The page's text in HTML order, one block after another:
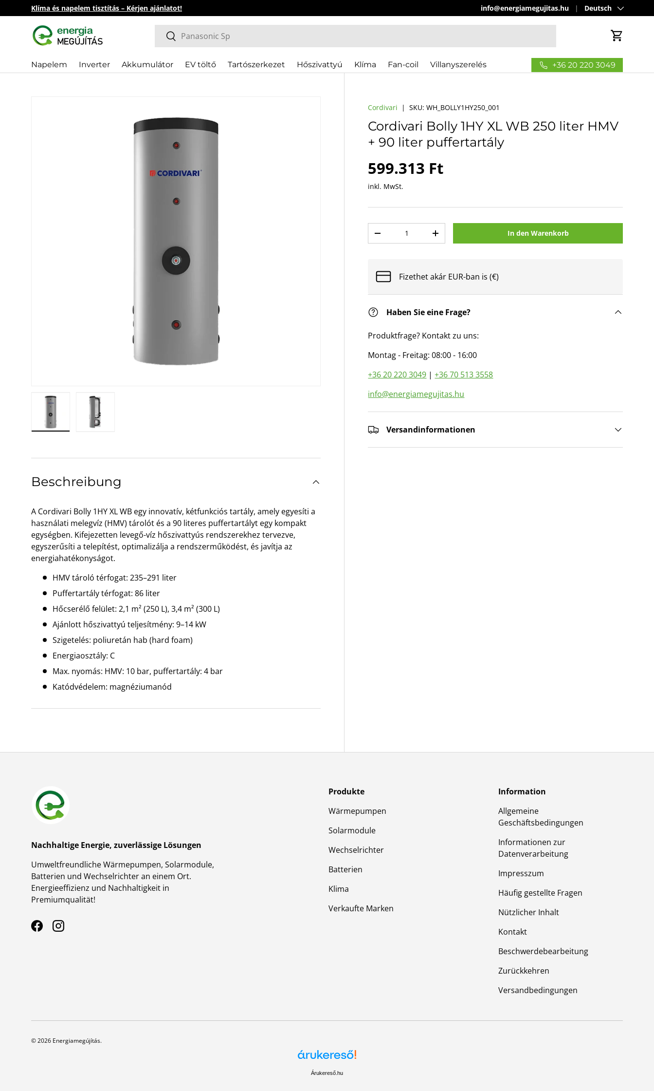
Direkt zum Inhalt
Klíma és napelem tisztítás – Kérjen ajánlatot! info@energiamegujitas.hu Sprache
Deutsch
Suchen
Suchen
Napelem Inverter Akkumulátor EV töltő Tartószerkezet Hőszivattyú Klíma Fan-coil Villanyszerelés +36 20 220 3049
Cordivari |SKU: WH_BOLLY1HY250_001
Cordivari Bolly 1HY XL WB 250 liter HMV
+ 90 liter puffertartály
Normaler Preis
599.313 Ft
inkl. MwSt.
Menge verringernMenge erhöhen In den Warenkorb
Fizethet akár EUR-ban is (€)
Haben Sie eine Frage?
Produktfrage? Kontakt zu uns:
Montag - Freitag: 08:00 - 16:00
+36 20 220 3049 |+36 70 513 3558
info@energiamegujitas.hu
Versandinformationen
Beschreibung
A Cordivari Bolly 1HY XL WB egy innovatív, kétfunkciós tartály, amely egyesíti a
használati melegvíz (HMV) tárolót és a 90 literes puffertartályt egy kompakt
egységben. Kifejezetten levegő-víz hőszivattyús rendszerekhez tervezve,
egyszerűsíti a telepítést, optimalizálja a rendszerműködést, és javítja az
energiahatékonyságot.
HMV tároló térfogat: 235–291 liter
Puffertartály térfogat: 86 liter
Hőcserélő felület: 2,1 m² (250 L), 3,4 m² (300 L)
Ajánlott hőszivattyú teljesítmény: 9–14 kW
Szigetelés: poliuretán hab (hard foam)
Energiaosztály: C
Max. nyomás: HMV: 10 bar, puffertartály: 4 bar
Katódvédelem: magnéziumanód
Nachhaltige Energie, zuverlässige Lösungen
Umweltfreundliche Wärmepumpen, Solarmodule,
Batterien und Wechselrichter an einem Ort.
Energieeffizienz und Nachhaltigkeit in
Premiumqualität!
FacebookInstagram
Produkte
Wärmepumpen
Solarmodule
Wechselrichter
Batterien
Klima
Verkaufte Marken
Information
Allgemeine
Geschäftsbedingungen
Informationen zur
Datenverarbeitung
Impresszum
Häufig gestellte Fragen
Nützlicher Inhalt
Kontakt
Beschwerdebearbeitung
Zurückkehren
Versandbedingungen
© 2026 Energiamegújítás.
Árukereső.hu